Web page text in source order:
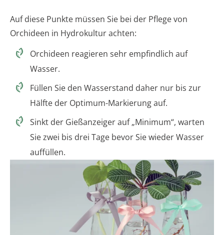
Auf diese Punkte müssen Sie bei der Pflege von
Orchideen in Hydrokultur achten:
Orchideen reagieren sehr empfindlich auf
Wasser.
Füllen Sie den Wasserstand daher nur bis zur
Hälfte der Optimum-Markierung auf.
Sinkt der Gießanzeiger auf „Minimum“, warten
Sie zwei bis drei Tage bevor Sie wieder Wasser
auffüllen.